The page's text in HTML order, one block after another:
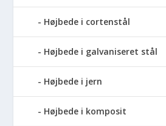
Højbede i cortenstål
Højbede i galvaniseret stål
Højbede i jern
Højbede i komposit